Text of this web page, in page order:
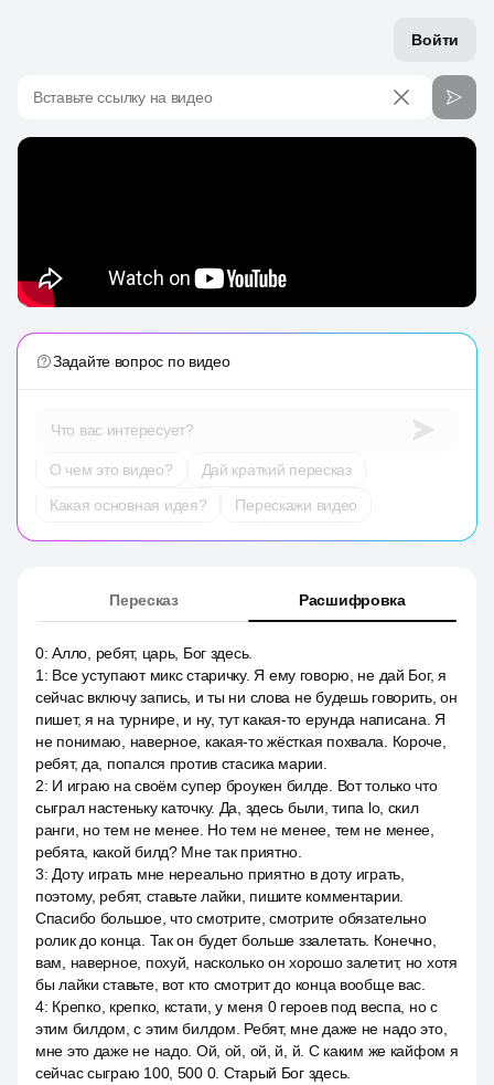
Войти
Вставьте ссылку на видео
Задайте вопрос по видео
Что вас интересует?
О чем это видео?
Дай краткий пересказ
Какая основная идея?
Перескажи видео
Пересказ Расшифровка
0:Алло, ребят, царь, Бог здесь.
1 : Все уступают микс старичку. Я ему говорю, не дай Бог, я
сейчас включу запись, и ты ни слова не будешь говорить, он
пишет, я на турнире, и ну, тут какая-то ерунда написана. Я
не понимаю, наверное, какая-то жёсткая похвала. Короче,
ребят, да, попался против стасика марии.
2: И играю на своём супер броукен билде. Вот только что
сыграл настеньку каточку. Да, здесь были, типа lo, скил
ранги, но тем не менее. Но тем не менее, тем не менее,
ребята, какой билд? Мне так приятно.
3: Доту играть мне нереально приятно в доту играть,
поэтому, ребят, ставьте лайки, пишите комментарии.
Спасибо большое, что смотрите, смотрите обязательно
ролик до конца. Так он будет больше ззалетать. Конечно,
вам, наверное, похуй, насколько он хорошо залетит, но хотя
бы лайки ставьте, вот кто смотрит до конца вообще вас.
4: Крепко, крепко, кстати, у меня 0 героев под веспа, но с
этим билдом, с этим билдом. Ребят, мне даже не надо это,
мне это даже не надо. Ой, ой, ой, й, й. С каким же кайфом я
сейчас сыграю 100, 500 0. Старый Бог здесь.